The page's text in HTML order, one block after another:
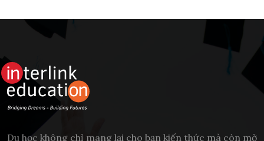
Du học không chỉ mang lại cho bạn kiến thức mà còn mở